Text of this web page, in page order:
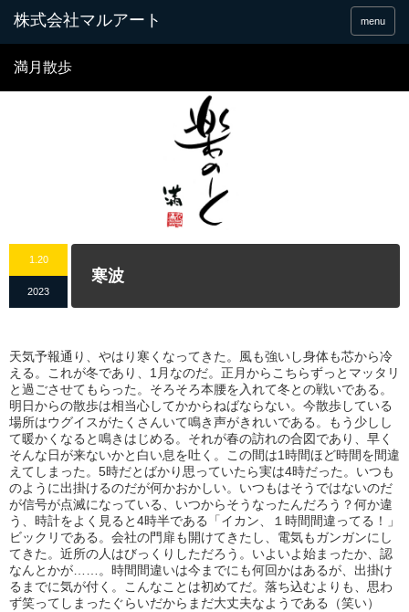
menu
満月散歩
1.20
2023
寒波
天気予報通り、やはり寒くなってきた。風も強いし身体も芯から冷
える。これが冬であり、1月なのだ。正月からこちらずっとマッタリ
と過ごさせてもらった。そろそろ本腰を入れて冬との戦いである。
明日からの散歩は相当心してかからねばならない。今散歩している
場所はウグイスがたくさんいて鳴き声がきれいである。もう少しし
て暖かくなると鳴きはじめる。それが春の訪れの合図であり、早く
そんな日が来ないかと白い息を吐く。この間は1時間ほど時間を間違
えてしまった。5時だとばかり思っていたら実は4時だった。いつも
のように出掛けるのだが何かおかしい。いつもはそうではないのだ
が信号が点滅になっている、いつからそうなったんだろう？何か違
う、時計をよく見ると4時半である「イカン、１時間間違ってる！」
ビックリである。会社の門扉も開けてきたし、電気もガンガンにし
てきた。近所の人はびっくりしただろう。いよいよ始まったか、認
なんとかが……。時間間違いは今までにも何回かはあるが、出掛け
るまでに気が付く。こんなことは初めてだ。落ち込むよりも、思わ
ず笑ってしまったぐらいだからまだ大丈夫なようである（笑い）